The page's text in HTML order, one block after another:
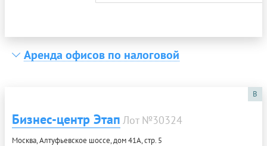
Аренда офисов по налоговой
B
Бизнес-центр Этап Лот №30324
Москва, Алтуфьевское шоссе, дом 41А, стр. 5